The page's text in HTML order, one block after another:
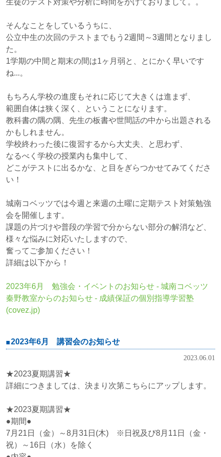
生徒のテスト対策や分析に時間をかけておりまして。。
そんなことをしているうちに、
公立中生の次回のテストまでもう2週間～3週間となりまし
た。
1学期の中間と期末の間は1ヶ月弱と、とにかく早いです
ね...。
もちろん学校の進度もそれに応じて大きくは進まず、
範囲自体は狭く深く、ということになります。
教科書の隅の隅、先生の板書や世間話の中から出題される
かもしれません。
学校終わった後に復習するから大丈夫、と思わず、
なるべく学校の授業内も集中して、
どこがテストに出るかな、と目をぎらつかせてみてくださ
い！
城南コベッツでは今週と来週の土曜に定期テスト対策勉強
会を開催します。
課題の片づけや普段の学習で分からない部分の解消など、
様々な悩みに対応いたしますので、
奮ってご参加ください！
詳細は以下から！
2023年6月 勉強会・イベントのお知らせ - 城南コベッツ
秦野教室からのお知らせ - 成績保証の個別指導学習塾
(covez.jp)
2023年6月 講習会のお知らせ
2023.06.01
★2023夏期講習★
詳細につきましては、決まり次第こちらにアップします。
★2023夏期講習★
●期間●
7月21日（金）～8月31日(木) ※日祝及び8月11日（金・
祝）～16日（水）を除く